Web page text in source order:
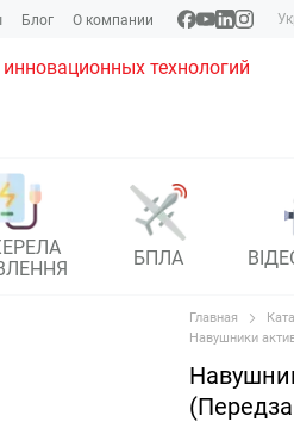
Блог О компании
технологий
БПЛА
Главная
Навушники